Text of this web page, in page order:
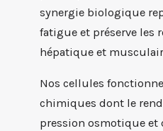
synergie biologique
fatigue et préserve les
hépatique et
Nos cellules
chimiques dont le
pression osmotique